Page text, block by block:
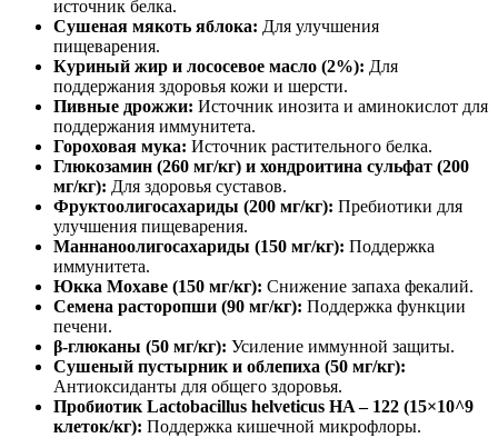
источник белка.
Сушеная мякоть яблока: Для улучшения
пищеварения.
Куриный жир и лососевое масло (2%): Для
поддержания здоровья кожи и шерсти.
Пивные дрожжи: Источник инозита и аминокислот для
поддержания иммунитета.
Гороховая мука: Источник растительного белка.
Глюкозамин (260 мг/кг) и хондроитина сульфат (200
мг/кг): Для здоровья суставов.
Фруктоолигосахариды (200 мг/кг): Пребиотики для
улучшения пищеварения.
Маннаноолигосахариды (150 мг/кг): Поддержка
иммунитета.
Юкка Мохаве (150 мг/кг): Снижение запаха фекалий.
Семена расторопши (90 мг/кг): Поддержка функции
печени.
β-глюканы (50 мг/кг): Усиление иммунной защиты.
Сушеный пустырник и облепиха (50 мг/кг):
Антиоксиданты для общего здоровья.
Пробиотик Lactobacillus helveticus HA – 122 (15×10^9
клеток/кг): Поддержка кишечной микрофлоры.